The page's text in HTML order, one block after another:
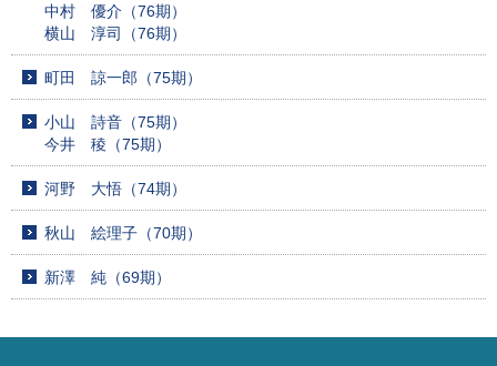
中村 優介（76期）
横山 淳司（76期）
町田 諒一郎（75期）
小山 詩音（75期）
今井 稜（75期）
河野 大悟（74期）
秋山 絵理子（70期）
新澤 純（69期）